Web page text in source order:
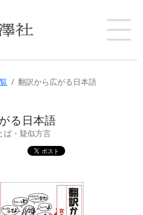
翻訳から広がる日本語
る日本語
ば・疑似方言